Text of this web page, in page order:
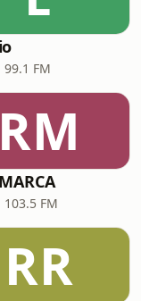
FM
RM
FM
RR